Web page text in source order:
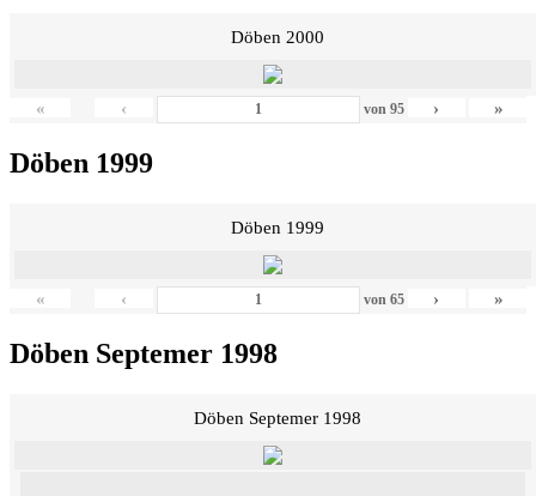
Döben 2000
« ‹ von 95 › »
Döben 1999
Döben 1999
« ‹ von 65 › »
Döben Septemer 1998
Döben Septemer 1998